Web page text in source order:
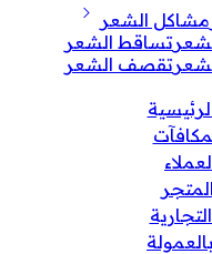
مشاكل الشعر
تساقط الشعر
تقصف الشعر